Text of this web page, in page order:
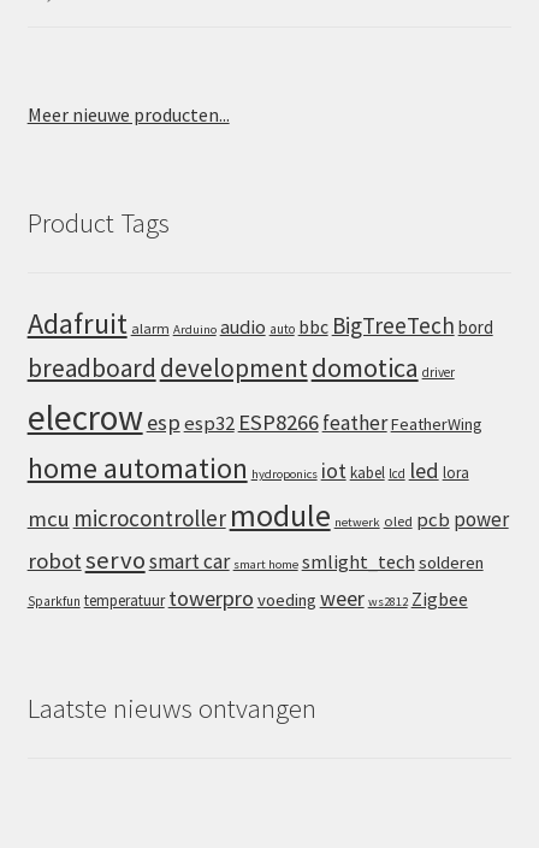
Meer nieuwe producten...
Product Tags
Adafruit alarm Arduino audio auto bbc BigTreeTech bord
breadboard developmentdomotica driver
elecrowespesp32 ESP8266featherFeatherWing
home automation hydroponics iot kabel lcd led lora
mcu microcontroller module netwerk oled pcb power
robotservosmart car smart home smlight_tech solderen
Sparkfun temperatuur towerpro voeding weer ws2812 Zigbee
Laatste nieuws ontvangen